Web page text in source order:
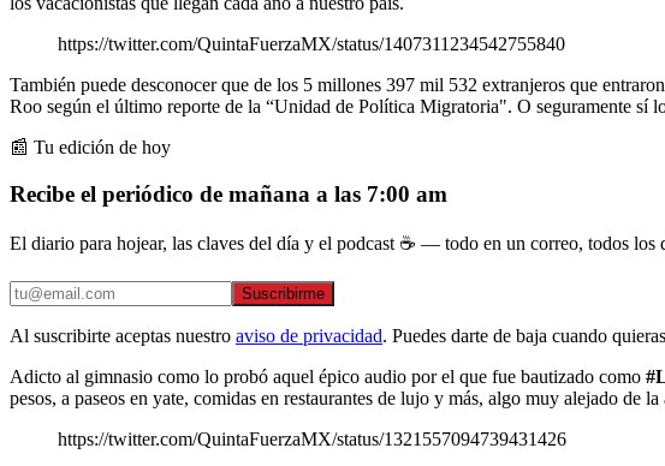
https://twitter.com/QuintaFuerzaMX/status/1407311234542755840
También puede desconocer que de los 5 millones 397 mil 532 extranjeros que
Roo según el último reporte de la “Unidad de Política Migratoria". O seguramente sí
📰 Tu edición de hoy
Recibe el periódico de mañana a las 7:00 am
El diario para hojear, las claves del día y el podcast ☕ — todo en un correo, todos los
Suscribirme
Al suscribirte aceptas nuestro aviso de privacidad. Puedes darte de baja cuando
Adicto al gimnasio como lo probó aquel épico audio por el que fue bautizado como
pesos, a paseos en yate, comidas en restaurantes de lujo y más, algo muy alejado de
https://twitter.com/QuintaFuerzaMX/status/1321557094739431426